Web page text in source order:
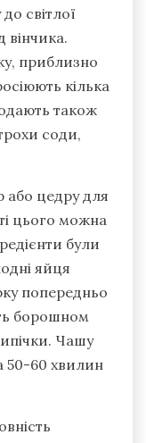
світлої
вінчика.
приблизно
кілька
також
соди,
або цедру для
цього можна
були
яйця
попередньо
борошном
Чашу
50-60 хвилин